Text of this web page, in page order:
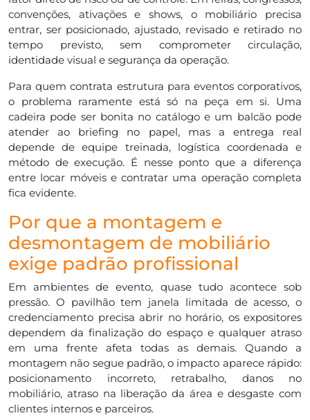
convenções, ativações e shows, o mobiliário precisa
entrar, ser posicionado, ajustado, revisado e retirado no
tempo previsto, sem comprometer circulação,
identidade visual e segurança da operação.
Para quem contrata estrutura para eventos corporativos,
o problema raramente está só na peça em si. Uma
cadeira pode ser bonita no catálogo e um balcão pode
atender ao briefing no papel, mas a entrega real
depende de equipe treinada, logística coordenada e
método de execução. É nesse ponto que a diferença
entre locar móveis e contratar uma operação completa
fica evidente.
Por que a montagem e
desmontagem de mobiliário
exige padrão profissional
Em ambientes de evento, quase tudo acontece sob
pressão. O pavilhão tem janela limitada de acesso, o
credenciamento precisa abrir no horário, os expositores
dependem da finalização do espaço e qualquer atraso
em uma frente afeta todas as demais. Quando a
montagem não segue padrão, o impacto aparece rápido:
posicionamento incorreto, retrabalho, danos no
mobiliário, atraso na liberação da área e desgaste com
clientes internos e parceiros.